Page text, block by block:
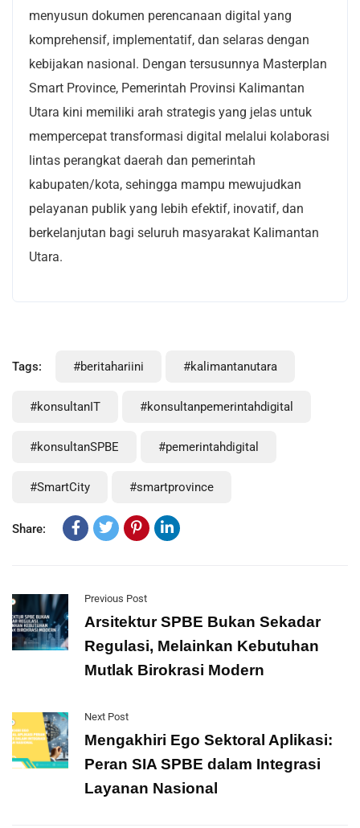
menyusun dokumen perencanaan digital yang
komprehensif, implementatif, dan selaras dengan
kebijakan nasional. Dengan tersusunnya Masterplan
Smart Province, Pemerintah Provinsi Kalimantan
Utara kini memiliki arah strategis yang jelas untuk
mempercepat transformasi digital melalui kolaborasi
lintas perangkat daerah dan pemerintah
kabupaten/kota, sehingga mampu mewujudkan
pelayanan publik yang lebih efektif, inovatif, dan
berkelanjutan bagi seluruh masyarakat Kalimantan
Utara.
Tags: #beritahariini #kalimantanutara
#konsultanIT #konsultanpemerintahdigital
#konsultanSPBE #pemerintahdigital
#SmartCity #smartprovince
Share:
Previous Post
Arsitektur SPBE Bukan Sekadar
Regulasi, Melainkan Kebutuhan
Mutlak Birokrasi Modern
Next Post
Mengakhiri Ego Sektoral Aplikasi:
Peran SIA SPBE dalam Integrasi
Layanan Nasional